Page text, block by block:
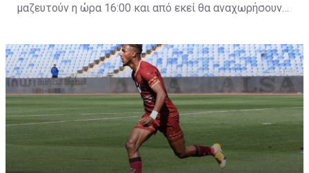
μαζευτούν η ώρα 16:00 και από εκεί θα αναχωρήσουν
δώοσυν το παρών τους στην απογευματινή προπόνηση
της ομάδας.